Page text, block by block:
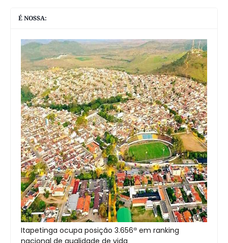
É NOSSA:
Itapetinga ocupa posição 3.656ª em ranking
nacional de qualidade de vida